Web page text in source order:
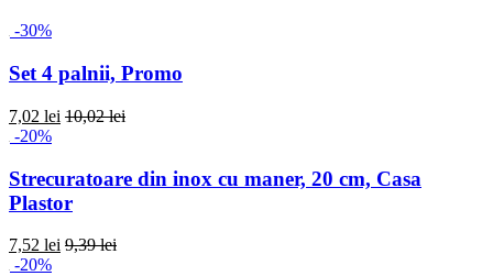
-30%
Set 4 palnii, Promo
7,02 lei 10,02 lei
-20%
Strecuratoare din inox cu maner, 20 cm, Casa
Plastor
7,52 lei 9,39 lei
-20%